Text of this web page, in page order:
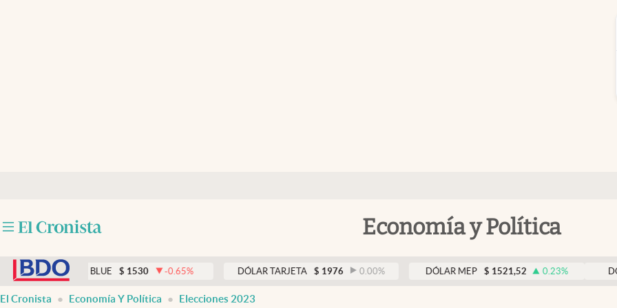
Economía y Política
Otras secciones
DÓLAR BLUE
1530 -0.65% DÓLAR TARJETA $ 1976 0.00% DÓLAR MEP $ 1521,52 0.23% DÓLAR
El Cronista Economía Y Política Elecciones 2023